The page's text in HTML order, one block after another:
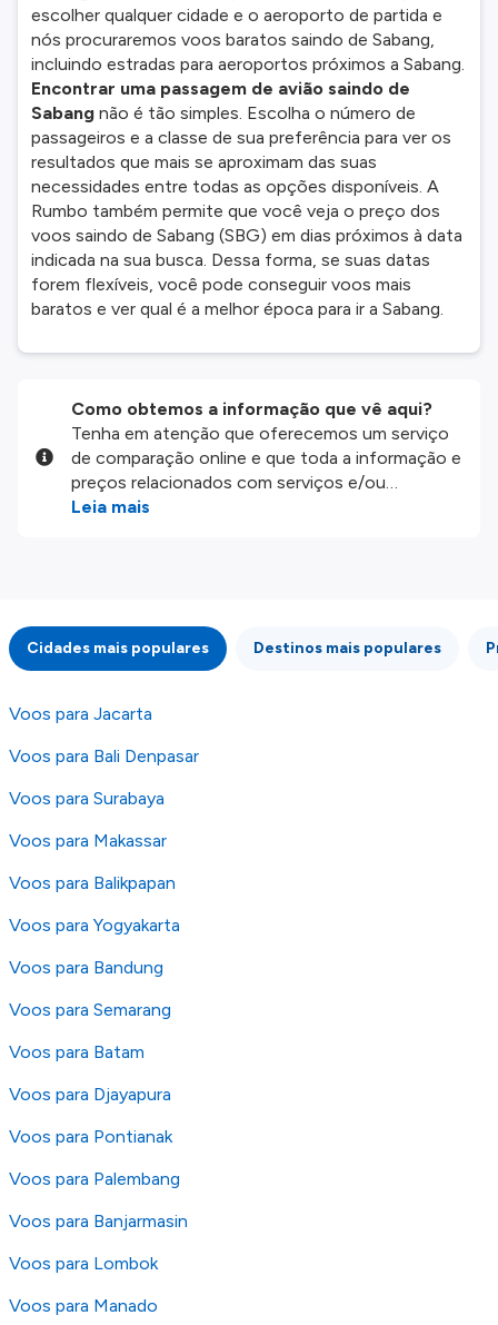
escolher qualquer cidade e o aeroporto de partida e
nós procuraremos voos baratos saindo de Sabang,
incluindo estradas para aeroportos próximos a Sabang.
Encontrar uma passagem de avião saindo de
Sabang não é tão simples. Escolha o número de
passageiros e a classe de sua preferência para ver os
resultados que mais se aproximam das suas
necessidades entre todas as opções disponíveis. A
Rumbo também permite que você veja o preço dos
voos saindo de Sabang (SBG) em dias próximos à data
indicada na sua busca. Dessa forma, se suas datas
forem flexíveis, você pode conseguir voos mais
baratos e ver qual é a melhor época para ir a Sabang.
Como obtemos a informação que vê aqui?
Tenha em atenção que oferecemos um serviço
de comparação online e que toda a informação e
preços relacionados com serviços e/ou
produtos disponíveis no nosso website são
integridade ou pela precisão da informação
publicada, por isso verifique com atenção todas
as condições no website do parceiro antes de
fazer uma reserva. Para mais detalhes verifique
os nossos
Leia mais
Cidades mais populares Destinos mais populares
Voos para Jacarta
Voos para Bali Denpasar
Voos para Surabaya
Voos para Makassar
Voos para Balikpapan
Voos para Yogyakarta
Voos para Bandung
Voos para Semarang
Voos para Batam
Voos para Djayapura
Voos para Pontianak
Voos para Palembang
Voos para Banjarmasin
Voos para Lombok
Voos para Manado